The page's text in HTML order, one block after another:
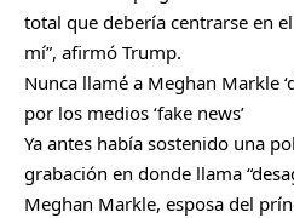
total que debería centrarse en
mí”, afirmó Trump.
Nunca llamé a Meghan Markle
por los medios ‘fake news’
Ya antes había sostenido una
grabación en donde llama
Meghan Markle, esposa del